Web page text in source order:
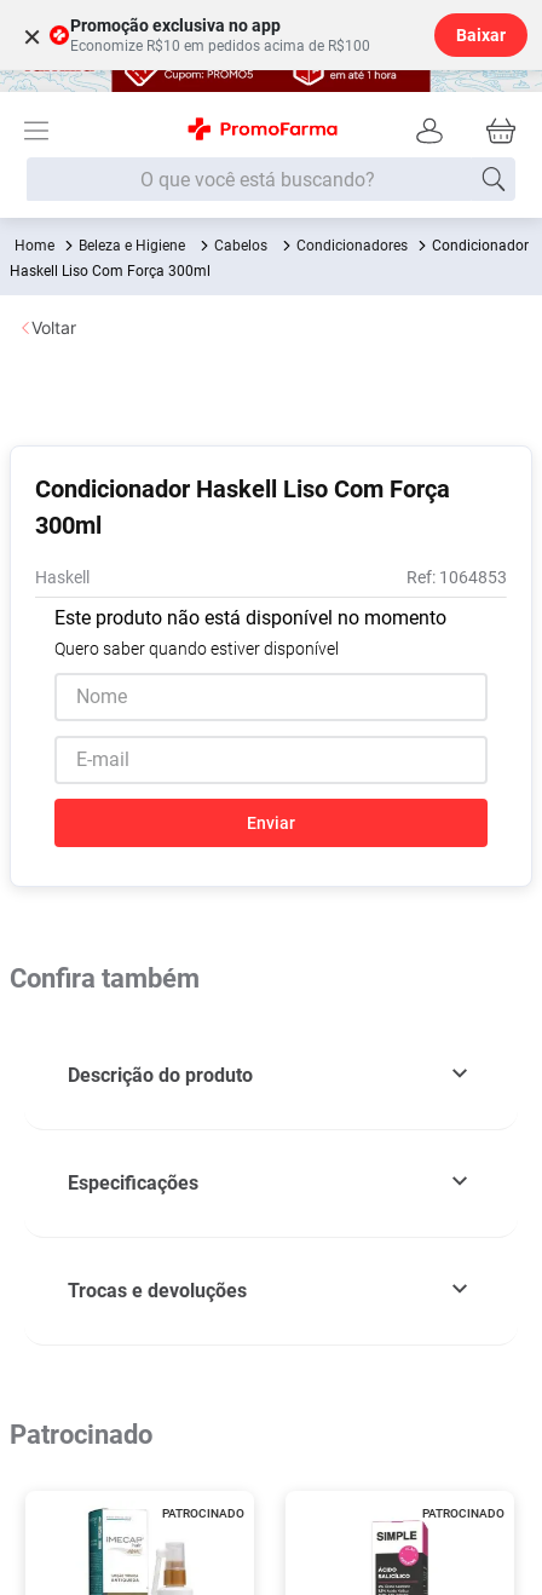
× Promoção exclusiva no app
Economize R$10 em pedidos acima de R$100
Baixar
O que você está buscando?
Beleza e Higiene Cabelos Condicionadores
Condicionador
Haskell Liso Com Força 300ml
Condicionador Haskell Liso Com Força
300ml
Haskell : 1064853
Este produto não está disponível no momento
Quero saber quando estiver disponível
Enviar
Voltar
Confira também
Descrição do produto
Especificações
Trocas e devoluções
Patrocinado
PATROCINADO PATROCINADO
Termos mais buscados
1º Fralda
2
6º Desodorante
7º
8º
9º Pampers Confort Sec
10º Lavitan